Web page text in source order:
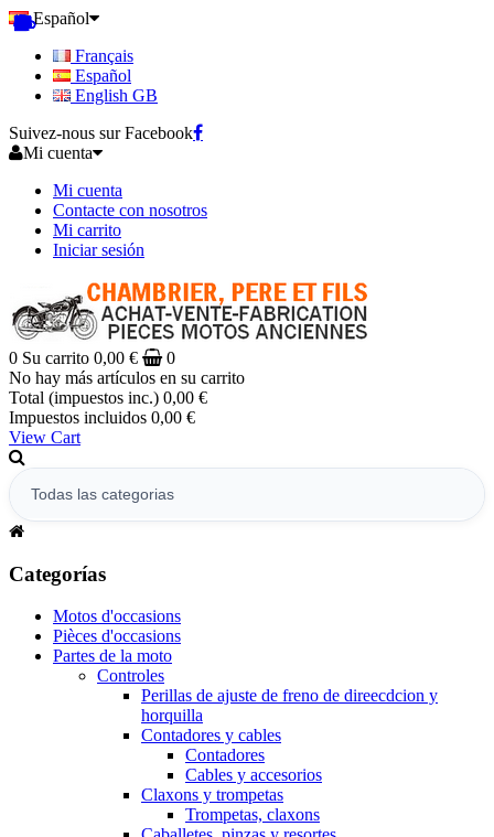
Español
Français
Español
English GB
Suivez-nous sur Facebook
Mi cuenta
Mi cuenta
Contacte con nosotros
Mi carrito
Iniciar sesión
0 Su carrito 0,00 €
0
No hay más artículos en su carrito
Total (impuestos inc.) 0,00 €
Impuestos incluidos 0,00 €
View Cart
Categorías
Motos d'occasions
Pièces d'occasions
Partes de la moto
Controles
Perillas de ajuste de freno de direecdcion y
horquilla
Contadores y cables
Contadores
Cables y accesorios
Claxons y trompetas
Trompetas, claxons